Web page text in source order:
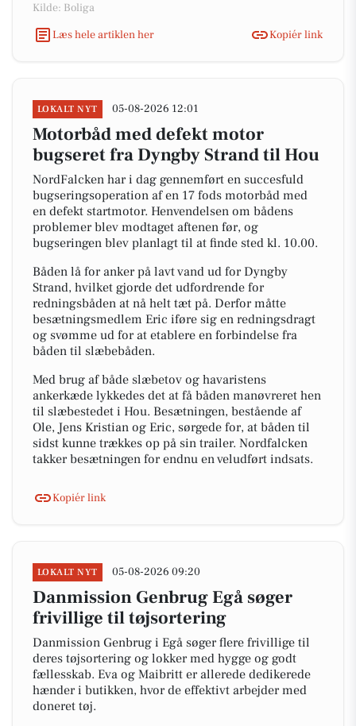
Kilde: Boliga
Læs hele artiklen her
Kopiér link
LOKALT NYT 05-08-2026 12:01
Motorbåd med defekt motor
bugseret fra Dyngby Strand til Hou
NordFalcken har i dag gennemført en succesfuld
bugseringsoperation af en 17 fods motorbåd med
en defekt startmotor. Henvendelsen om bådens
problemer blev modtaget aftenen før, og
bugseringen blev planlagt til at finde sted kl. 10.00.
Båden lå for anker på lavt vand ud for Dyngby
Strand, hvilket gjorde det udfordrende for
redningsbåden at nå helt tæt på. Derfor måtte
besætningsmedlem Eric iføre sig en redningsdragt
og svømme ud for at etablere en forbindelse fra
båden til slæbebåden.
Med brug af både slæbetov og havaristens
ankerkæde lykkedes det at få båden manøvreret hen
til slæbestedet i Hou. Besætningen, bestående af
Ole, Jens Kristian og Eric, sørgede for, at båden til
sidst kunne trækkes op på sin trailer. Nordfalcken
takker besætningen for endnu en veludført indsats.
Kopiér link
LOKALT NYT 05-08-2026 09:20
Danmission Genbrug Egå søger
frivillige til tøjsortering
Danmission Genbrug i Egå søger flere frivillige til
deres tøjsortering og lokker med hygge og godt
fællesskab. Eva og Maibritt er allerede dedikerede
hænder i butikken, hvor de effektivt arbejder med
doneret tøj.